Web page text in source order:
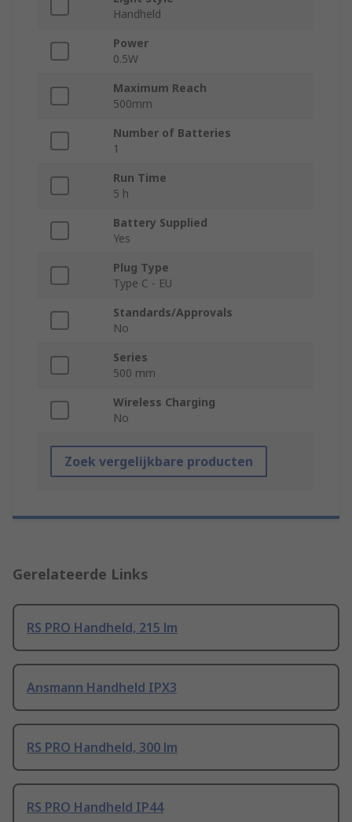
Handheld
Power
0.5W
Maximum Reach
500mm
Number of Batteries
1
Run Time
5 h
Battery Supplied
Yes
Plug Type
Type C - EU
Standards/Approvals
No
Series
500 mm
Wireless Charging
No
Zoek vergelijkbare producten
Gerelateerde Links
RS PRO Handheld, 215 lm
Ansmann Handheld IPX3
RS PRO Handheld, 300 lm
RS PRO Handheld IP44